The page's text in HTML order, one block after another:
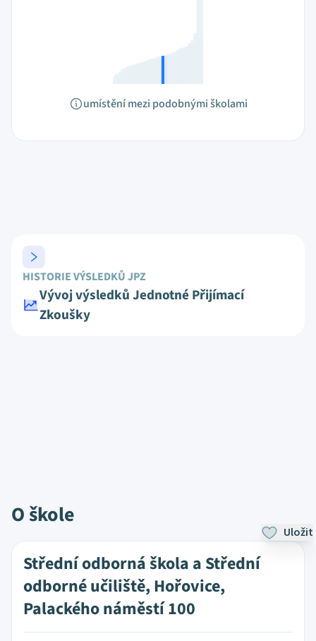
umístění mezi podobnými školami
HISTORIE VÝSLEDKŮ JPZ
Vývoj výsledků Jednotné Přijímací
Zkoušky
O škole
Uložit
Střední odborná škola a Střední
odborné učiliště, Hořovice,
Palackého náměstí 100